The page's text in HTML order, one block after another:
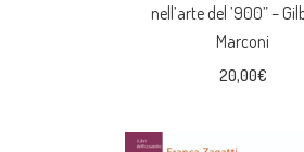
nell’arte del ’900” –
Marconi
20,00€